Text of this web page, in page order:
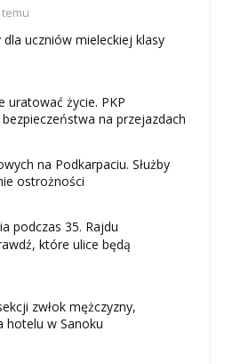
uczniów mieleckiej klasy
uratować życie. PKP
na przejazdach
na Podkarpaciu. Służby
ostrożności
podczas 35. Rajdu
które ulice będą
zwłok mężczyzny,
hotelu w Sanoku